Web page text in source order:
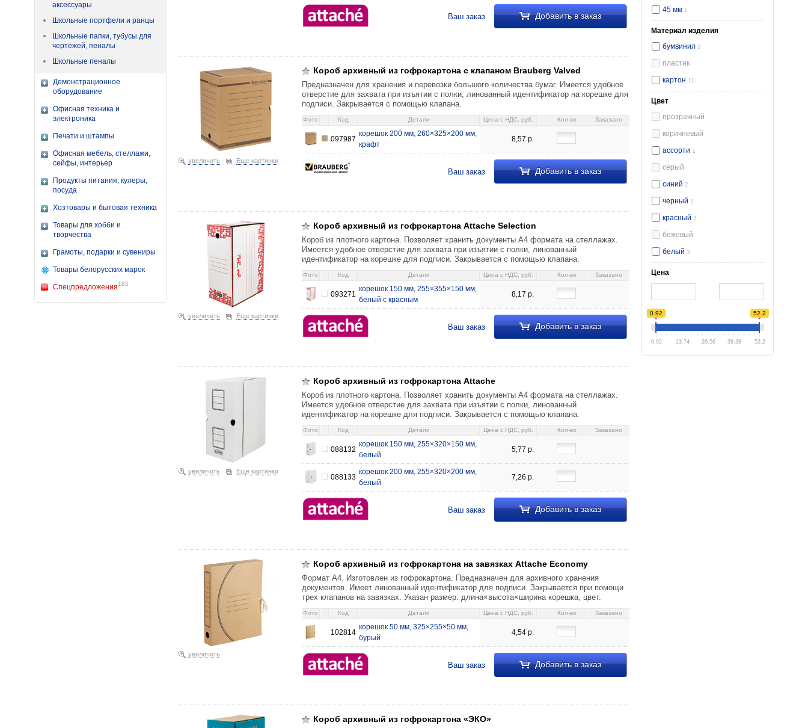
аксессуары
Школьные портфели и ранцы
Школьные папки, тубусы для
чертежей, пеналы
Школьные пеналы
Демонстрационное
оборудование
Офисная техника и
электроника
Печати и штампы
Офисная мебель, стеллажи,
сейфы, интерьер
Продукты питания, кулеры,
посуда
Хозтовары и бытовая техника
Товары для хобби и
творчества
Грамоты, подарки и сувениры
Товары белорусских марок
Спецпредложения185
45 мм 1
Материал изделия
бумвинил 3
пластик
картон 11
Цвет
прозрачный
коричневый
ассорти 1
серый
синий 2
черный 1
красный 3
бежевый
белый 3
Цена
0.92 52.2
0.92 13.74 26.56 39.38 52.2
Ваш заказ Добавить в заказ
увеличить Еще картинки
Короб архивный из гофрокартона с клапаном Brauberg Valved
Предназначен для хранения и перевозки большого количества бумаг. Имеется удобное
отверстие для захвата при изъятии с полки, линованный идентификатор на корешке для
подписи. Закрывается с помощью клапана.
Фото Код Детали Цена c НДС, руб. Кол-во Заказано
097987
корешок 200 мм, 260×325×200 мм,
крафт
8,57 р.
Ваш заказ Добавить в заказ
увеличить Еще картинки
Короб архивный из гофрокартона Attache Selection
Короб из плотного картона. Позволяет хранить документы А4 формата на стеллажах.
Имеется удобное отверстие для захвата при изъятии с полки, линованный
идентификатор на корешке для подписи. Закрывается с помощью клапана.
Фото Код Детали Цена c НДС, руб. Кол-во Заказано
093271
корешок 150 мм, 255×355×150 мм,
белый с красным
8,17 р.
Ваш заказ Добавить в заказ
увеличить Еще картинки
Короб архивный из гофрокартона Attache
Короб из плотного картона. Позволяет хранить документы А4 формата на стеллажах.
Имеется удобное отверстие для захвата при изъятии с полки, линованный
идентификатор на корешке для подписи. Закрывается с помощью клапана.
Фото Код Детали Цена c НДС, руб. Кол-во Заказано
088132
корешок 150 мм, 255×320×150 мм,
белый
5,77 р.
088133
корешок 200 мм, 255×320×200 мм,
белый
7,26 р.
Ваш заказ Добавить в заказ
увеличить
Короб архивный из гофрокартона на завязках Attache Economy
Формат А4. Изготовлен из гофрокартона. Предназначен для архивного хранения
документов. Имеет линованный идентификатор для подписи. Закрывается при помощи
трех клапанов на завязках. Указан размер: длина×высота×ширина корешка, цвет.
Фото Код Детали Цена c НДС, руб. Кол-во Заказано
102814
корешок 50 мм, 325×255×50 мм,
бурый
4,54 р.
Ваш заказ Добавить в заказ
Короб архивный из гофрокартона «ЭКО»